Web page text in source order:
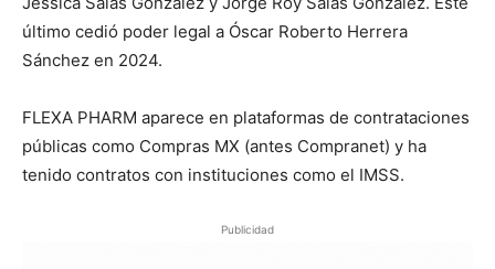
último cedió poder legal a Óscar Roberto Herrera
Sánchez en 2024.
FLEXA PHARM aparece en plataformas de contrataciones
públicas como Compras MX (antes Compranet) y ha
tenido contratos con instituciones como el IMSS.
Publicidad